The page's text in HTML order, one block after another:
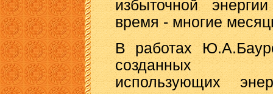
избыточной
время - многие
В работах
созданных
использующих